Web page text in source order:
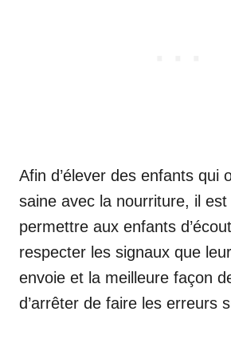
Afin d’élever des enfants qui
saine avec la nourriture, il
permettre aux enfants
respecter les signaux que
envoie et la meilleure façon
d’arrêter de faire les erreurs